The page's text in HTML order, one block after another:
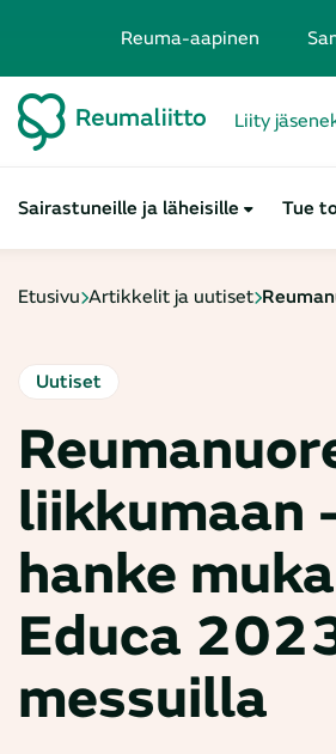
Reuma-aapinen
Liity
Sairastuneille ja läheisille Tue
Etusivu Artikkelit ja uutiset
Uutiset
liikkumaan
hanke
Educa
messuilla